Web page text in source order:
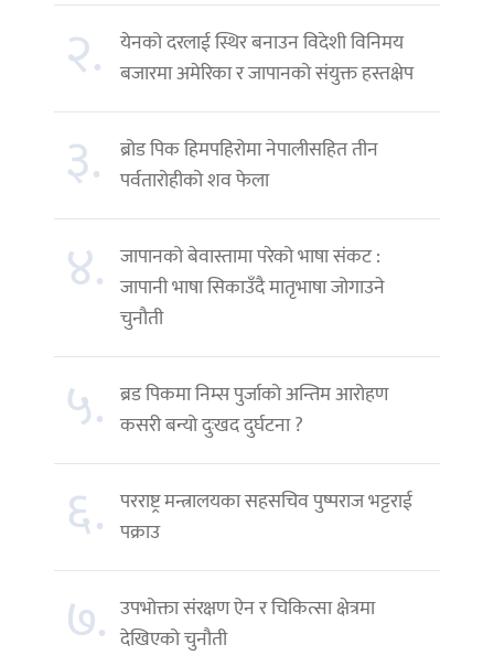
२. येनको दरलाई स्थिर बनाउन विदेशी विनिमय
बजारमा अमेरिका र जापानको संयुक्त हस्तक्षेप
३.
ब्रोड पिक हिमपहिरोमा नेपालीसहित तीन
पर्वतारोहीको शव फेला
४. जापानको बेवास्तामा परेको भाषा संकट :
जापानी भाषा सिकाउँदै मातृभाषा जोगाउने
चुनौती
५. ब्रड पिकमा निम्स पुर्जाको अन्तिम आरोहण
कसरी बन्यो दुःखद दुर्घटना ?
६. परराष्ट्र मन्त्रालयका सहसचिव पुष्पराज भट्टराई
पक्राउ
७. उपभोक्ता संरक्षण ऐन र चिकित्सा क्षेत्रमा
देखिएको चुनौती